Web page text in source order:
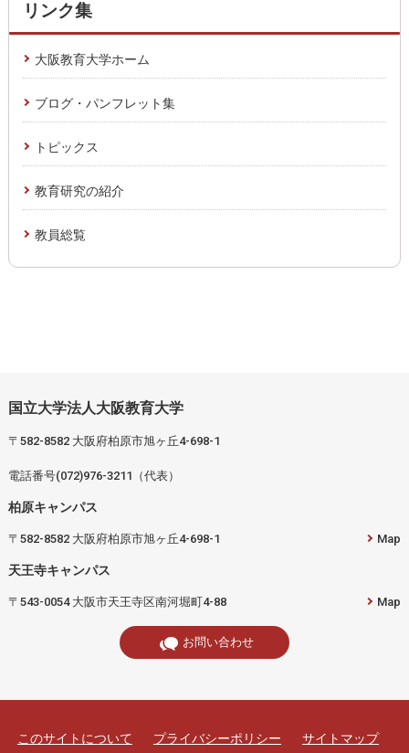
リンク集
大阪教育大学ホーム
ブログ・パンフレット集
トピックス
教育研究の紹介
教員総覧
国立大学法人大阪教育大学
〒582-8582 大阪府柏原市旭ヶ丘4-698-1
電話番号(072)976-3211（代表）
柏原キャンパス
〒582-8582 大阪府柏原市旭ヶ丘4-698-1 Map
天王寺キャンパス
〒543-0054 大阪市天王寺区南河堀町4-88 Map
お問い合わせ
このサイトについて プライバシーポリシー サイトマップ